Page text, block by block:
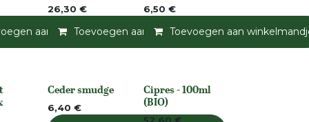
Toevoegen aan verlanglijst
aan winkelmandje Toevoegen aan verlanglijst
26,30 €
Toevoegen aan winkelmandje
6,50 €
Toevoegen aan
None
Ceder smudge
6,40 € None
Cipres - 100ml
(BIO)